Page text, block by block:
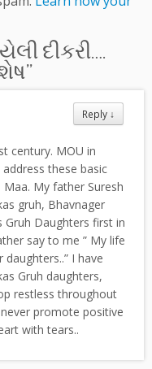
દીકરી….
”
Reply ↓
century. MOU in
these basic
My father Suresh
gruh, Bhavnager
Daughters first in
say to me ” My life
I have
Gruh daughters,
restless throughout
promote positive
with tears..